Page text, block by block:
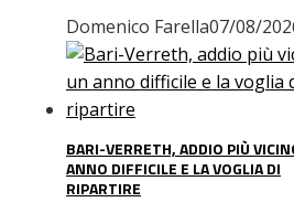
Domenico Farella07/08/
BARI-VERRETH, ADDIO PIÙ
ANNO DIFFICILE E LA VOGLIA DI
RIPARTIRE